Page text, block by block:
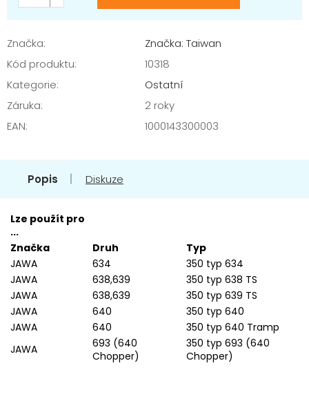
Značka:
Značka: Taiwan
Kód produktu:
10318
Kategorie:
Ostatní
Záruka:
2 roky
EAN: 1000143300003
Popis Diskuze
Lze použít pro
...
Značka
Druh
Typ
JAWA
634
350 typ 634
JAWA
638,639
350 typ 638 TS
JAWA
638,639
350 typ 639 TS
JAWA
640
350 typ 640
JAWA
640
350 typ 640 Tramp
JAWA
693 (640
Chopper)
350 typ 693 (640
Chopper)